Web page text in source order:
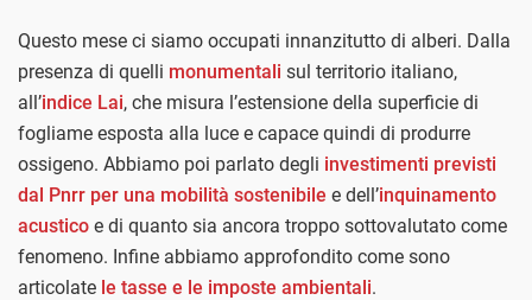
Questo mese ci siamo occupati innanzitutto di alberi. Dalla
presenza di quelli monumentali sul territorio italiano,
all’indice Lai, che misura l’estensione della superficie di
fogliame esposta alla luce e capace quindi di produrre
ossigeno. Abbiamo poi parlato degli investimenti previsti
dal Pnrr per una mobilità sostenibile e dell’inquinamento
acustico e di quanto sia ancora troppo sottovalutato come
fenomeno. Infine abbiamo approfondito come sono
articolate le tasse e le imposte ambientali.